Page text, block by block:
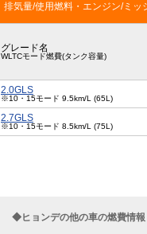
排気量/使用燃料・エンジン/ミッ
グレード名
WLTCモード燃費(タンク容量)
2.0GLS
※10・15モード 9.5km/L (65L)
2.7GLS
※10・15モード 8.5km/L (75L)
◆ヒョンデの他の車の燃費情報